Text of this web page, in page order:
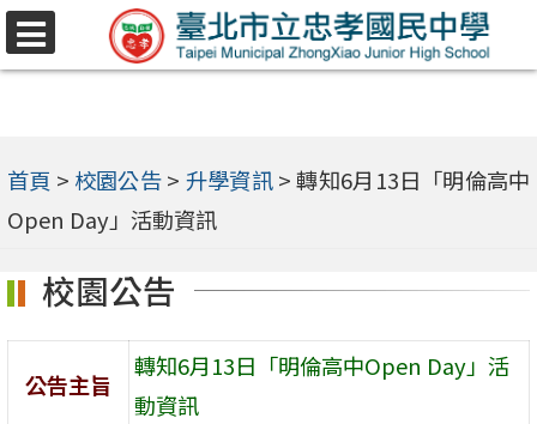
跳
至
內
容
選
首頁 > 校園公告> 升學資訊>轉知6月13日「明倫高中
Open Day」活動資訊
校園公告
公告主旨
轉知6月13日「明倫高中Open Day」活
動資訊